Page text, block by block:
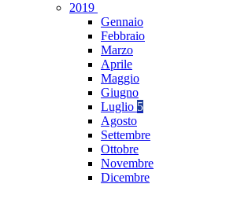
2019
Gennaio
Febbraio
Marzo
Aprile
Maggio
Giugno
Luglio 5
Agosto
Settembre
Ottobre
Novembre
Dicembre